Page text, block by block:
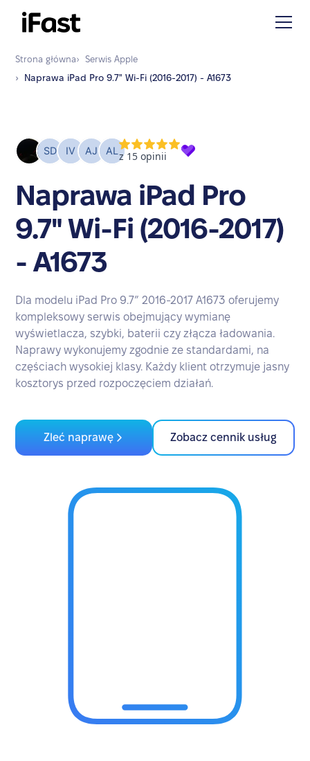
Strona główna› Serwis Apple
›
Naprawa iPad Pro 9.7" Wi-Fi (2016-2017) - A1673
Naprawa iPad Pro
9.7" Wi-Fi (2016-2017)
- A1673
Dla modelu iPad Pro 9.7” 2016-2017 A1673 oferujemy
kompleksowy serwis obejmujący wymianę
wyświetlacza, szybki, baterii czy złącza ładowania.
Naprawy wykonujemy zgodnie ze standardami, na
częściach wysokiej klasy. Każdy klient otrzymuje jasny
kosztorys przed rozpoczęciem działań.
Zleć naprawę Zobacz cennik usług